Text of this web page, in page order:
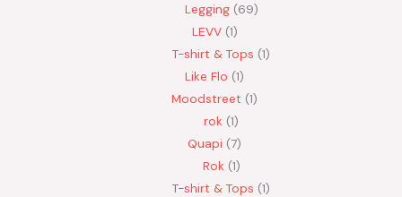
Legging 69
LEVV 1
T-shirt & Tops 1
Like Flo 1
Moodstreet 1
rok 1
Quapi 7
Rok 1
T-shirt & Tops 1